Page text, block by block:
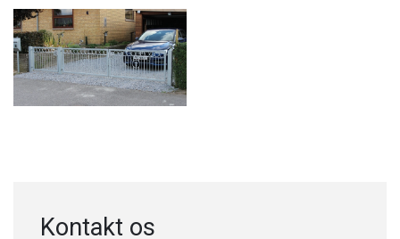
Kontakt os